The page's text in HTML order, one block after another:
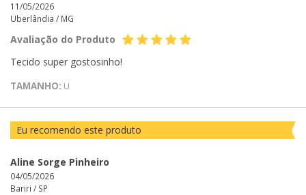
11/05/2026
Uberlândia / MG
Avaliação do Produto
Tecido super gostosinho!
TAMANHO: U
Eu recomendo este produto
Aline Sorge Pinheiro
04/05/2026
Bariri / SP